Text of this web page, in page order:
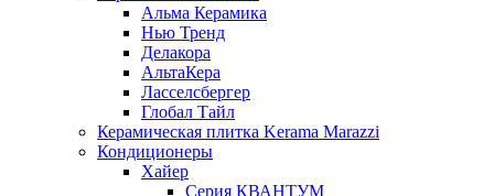
Альма Керамика
Нью Тренд
Делакора
АльтаКера
Ласселсбергер
Глобал Тайл
Керамическая плитка Kerama Marazzi
Кондиционеры
Хайер
Серия КВАНТУМ